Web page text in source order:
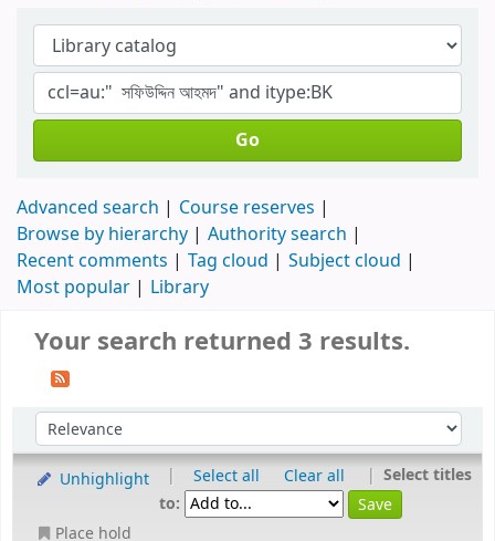
Go
Advanced search
Course reserves
Browse by hierarchy
Authority search
Recent comments
Tag cloud
Subject cloud
Most popular
Library
Your search returned 3 results.
Unhighlight | Select all Clear all | Select titles
to:
Place hold